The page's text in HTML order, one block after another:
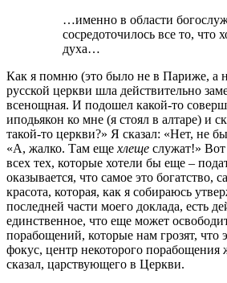
…именно в области
сосредоточилось все то, что
духа…
Как я помню (это было не в Париже, а
русской церкви шла действительно
всенощная. И подошел какой-то
иподьякон ко мне (я стоял в алтаре) и
такой-то церкви?» Я сказал: «Нет, не
«А, жалко. Там еще хлеще служат!» Вот
всех тех, которые хотели бы еще –
оказывается, что самое это богатство,
красота, которая, как я собираюсь
последней части моего доклада, есть
единственное, что еще может
порабощений, которые нам грозят, что
фокус, центр некоторого
сказал, царствующего в Церкви.